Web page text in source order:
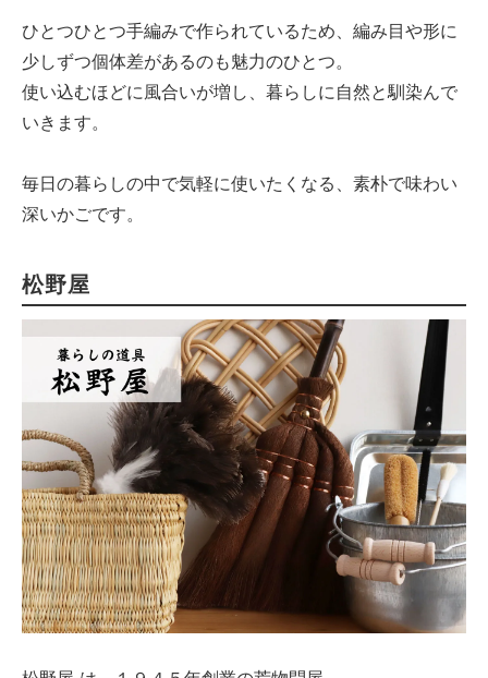
ひとつひとつ手編みで作られているため、編み目や形に
少しずつ個体差があるのも魅力のひとつ。
使い込むほどに風合いが増し、暮らしに自然と馴染んで
いきます。
毎日の暮らしの中で気軽に使いたくなる、素朴で味わい
深いかごです。
松野屋